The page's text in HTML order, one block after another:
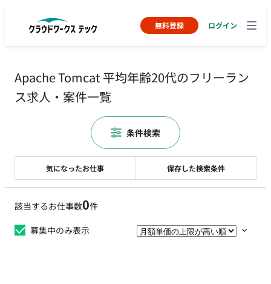
無料登録 ログイン
Apache Tomcat 平均年齢20代のフリーラン
ス求人・案件一覧
該当するお仕事数0件
募集中のみ表示
気になったお仕事 保存した検索条件
条件検索